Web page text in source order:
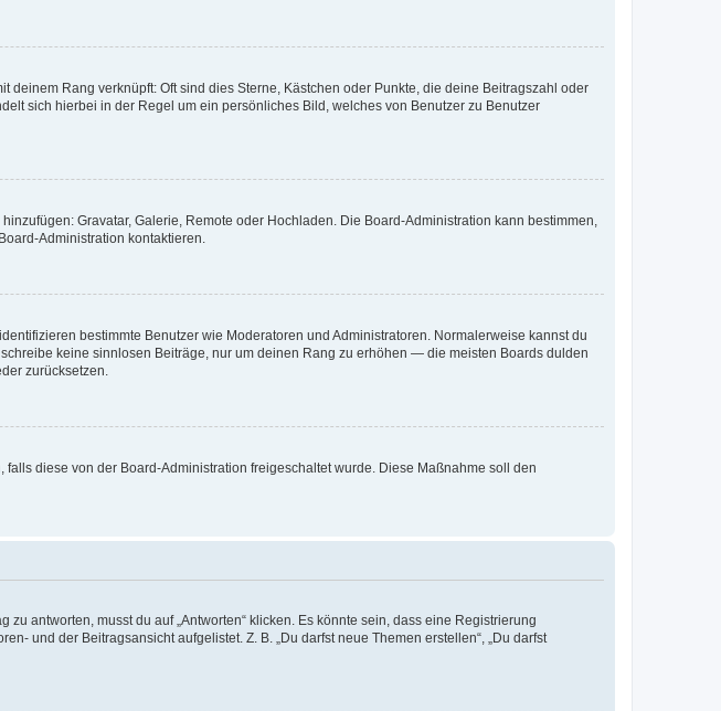
Rang verknüpft: Oft sind dies Sterne, Kästchen oder Punkte, die deine Beitragszahl oder
sich hierbei in der Regel um ein persönliches Bild, welches von Benutzer zu Benutzer
Gravatar, Galerie, Remote oder Hochladen. Die Board-Administration kann bestimmen,
Administration kontaktieren.
bestimmte Benutzer wie Moderatoren und Administratoren. Normalerweise kannst du
keine sinnlosen Beiträge, nur um deinen Rang zu erhöhen — die meisten Boards dulden
zurücksetzen.
diese von der Board-Administration freigeschaltet wurde. Diese Maßnahme soll den
antworten, musst du auf „Antworten“ klicken. Es könnte sein, dass eine Registrierung
und der Beitragsansicht aufgelistet. Z. B. „Du darfst neue Themen erstellen“, „Du darfst